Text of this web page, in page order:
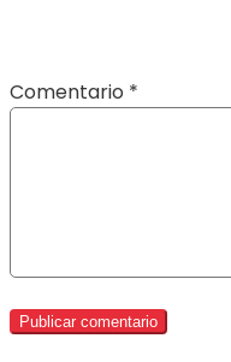
Comentario *